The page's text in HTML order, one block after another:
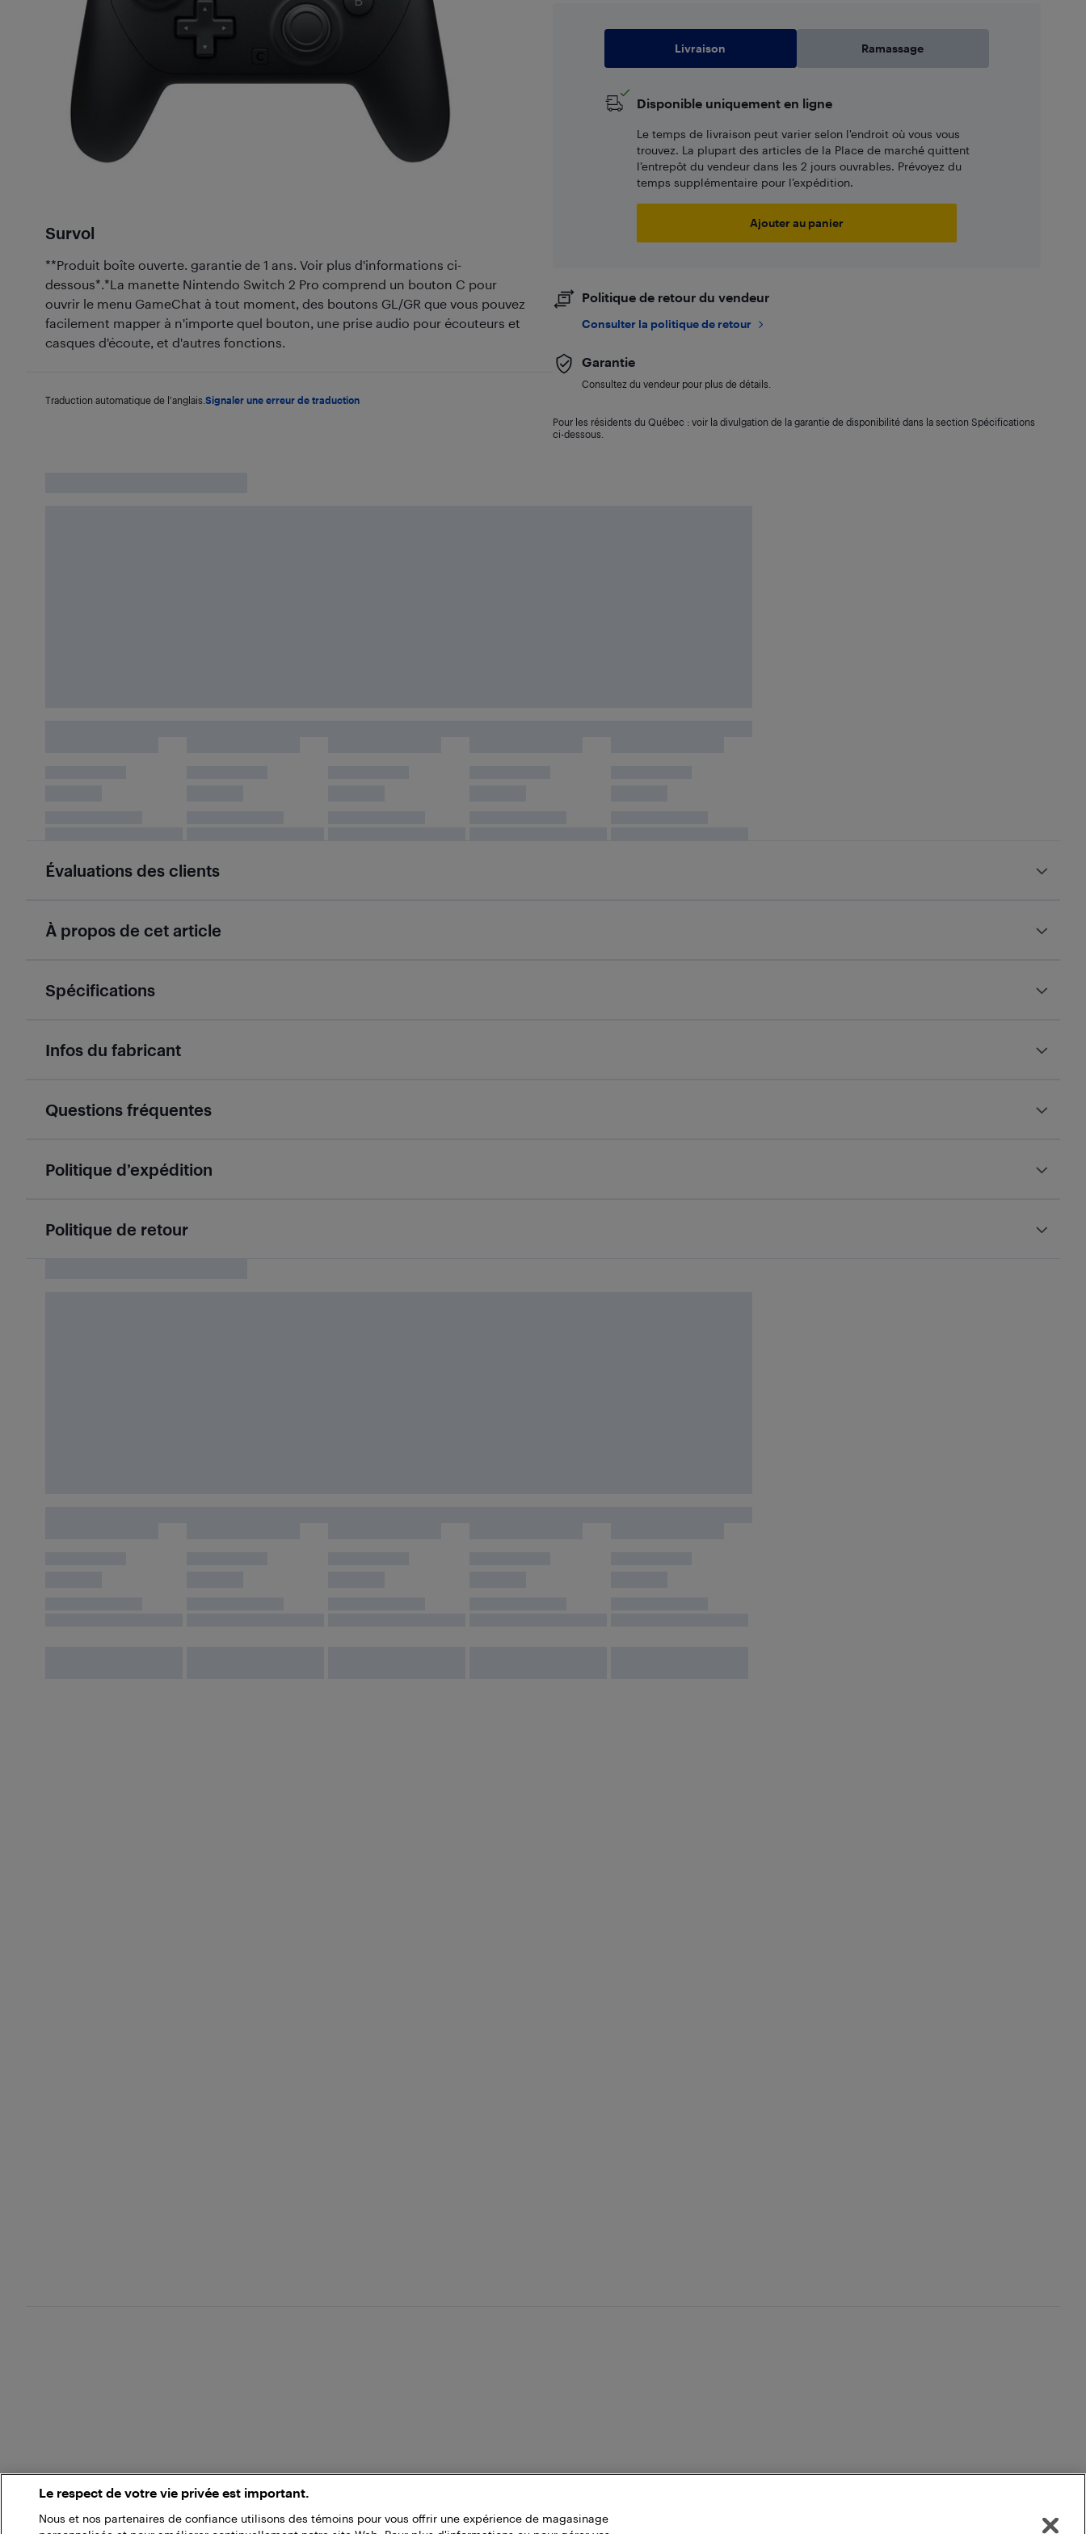
Survol
**Produit boîte ouverte. garantie de 1 ans. Voir plus d'informations ci-
dessous*.*La manette Nintendo Switch 2 Pro comprend un bouton C pour
ouvrir le menu GameChat à tout moment, des boutons GL/GR que vous pouvez
facilement mapper à n'importe quel bouton, une prise audio pour écouteurs et
casques d'écoute, et d'autres fonctions.
Traduction automatique de l'anglais. Signaler une erreur de traduction
Livraison Ramassage
Disponible uniquement en ligne
Le temps de livraison peut varier selon l'endroit où vous vous
trouvez. La plupart des articles de la Place de marché quittent
l’entrepôt du vendeur dans les 2 jours ouvrables. Prévoyez du
temps supplémentaire pour l’expédition.
Ajouter au panier
Politique de retour du vendeur
Consulter la politique de retour
Garantie
Consultez du vendeur pour plus de détails.
Pour les résidents du Québec : voir la divulgation de la garantie de disponibilité dans la section Spécifications
ci-dessous.
Évaluations des clients
À propos de cet article
Spécifications
Infos du fabricant
Questions fréquentes
Politique d’expédition
Politique de retour
Le respect de votre vie privée est important.
Nous et nos partenaires de confiance utilisons des témoins pour vous offrir une expérience de magasinage